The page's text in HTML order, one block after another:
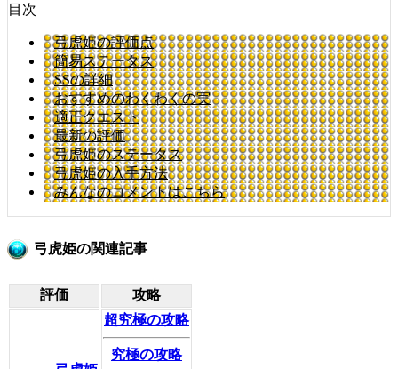
目次
弓虎姫の評価点
簡易ステータス
SSの詳細
おすすめのわくわくの実
適正クエスト
最新の評価
弓虎姫のステータス
弓虎姫の入手方法
みんなのコメントはこちら
弓虎姫の関連記事
評価 攻略
超究極の攻略
究極の攻略